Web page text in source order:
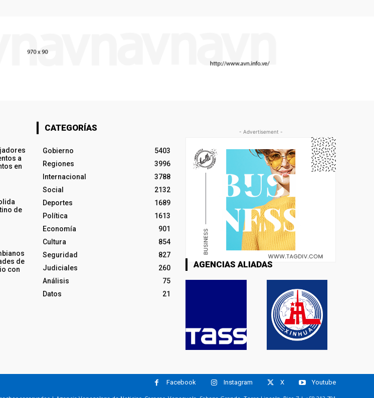
a
en
de
de
con
CATEGORÍAS
Gobierno
5403
Regiones
3996
Internacional
3788
Social
2132
Deportes
1689
Política
1613
Economía
901
Cultura
854
Seguridad
827
Judiciales
260
Análisis
75
Datos
21
- Advertisement -
AGENCIAS ALIADAS
Facebook Instagram X Youtube